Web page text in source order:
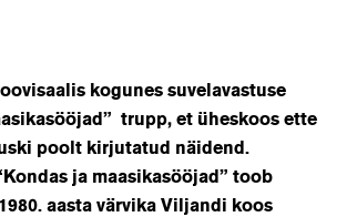
kogunes suvelavastuse
trupp, et üheskoos ette
poolt kirjutatud näidend.
ja maasikasööjad” toob
aasta värvika Viljandi koos